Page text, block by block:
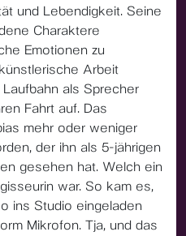
und Lebendigkeit. Seine
Charaktere
Emotionen zu
Arbeit
als Sprecher
Fahrt auf. Das
mehr oder weniger
der ihn als 5-jährigen
gesehen hat. Welch ein
war. So kam es,
ins Studio eingeladen
Mikrofon. Tja, und das